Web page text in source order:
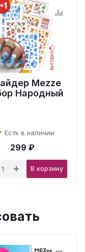
Mezze
Народный
Есть в наличии
299 ₽
В корзину